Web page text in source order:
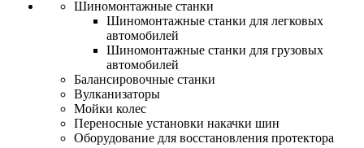
Шиномонтажные станки
Шиномонтажные станки для легковых
автомобилей
Шиномонтажные станки для грузовых
автомобилей
Балансировочные станки
Вулканизаторы
Мойки колес
Переносные установки накачки шин
Оборудование для восстановления протектора